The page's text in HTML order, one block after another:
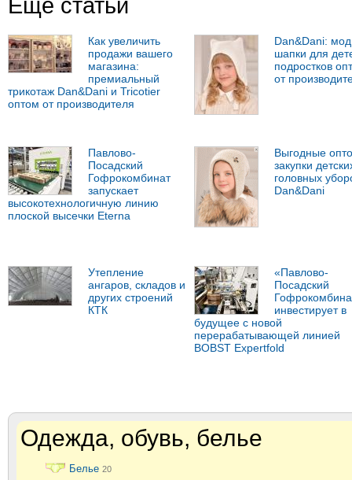
Как увеличить
продажи вашего
магазина:
премиальный
трикотаж Dan&Dani и Tricotier
оптом от производителя
Dan&Dani:
шапки для
подростков
от
Павлово-
Посадский
Гофрокомбинат
запускает
высокотехнологичную линию
плоской высечки Eterna
Выгодные
закупки
головных
Dan&Dani
Утепление
ангаров, складов и
других строений
КТК
«Павлово-
Посадский
инвестирует в
будущее с новой
перерабатывающей линией
BOBST Expertfold
Одежда, обувь, белье
Белье 20